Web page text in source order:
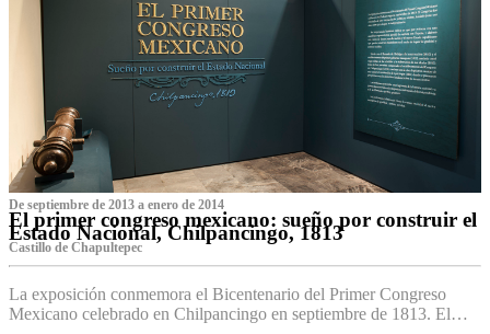
De septiembre de 2013 a enero de 2014
El primer congreso mexicano: sueño por construir el
Estado Nacional, Chilpancingo, 1813
Castillo de Chapultepec
La exposición conmemora el Bicentenario del Primer Congreso
Mexicano celebrado en Chilpancingo en septiembre de 1813. El…